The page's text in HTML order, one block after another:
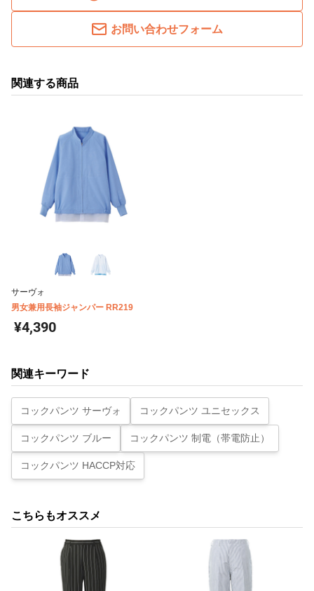
お問い合わせフォーム
関連する商品
サーヴォ
男女兼用長袖ジャンパー RR219
¥4,390
関連キーワード
コックパンツ サーヴォ コックパンツ ユニセックス
コックパンツ ブルー コックパンツ 制電（帯電防止）
コックパンツ HACCP対応
こちらもオススメ